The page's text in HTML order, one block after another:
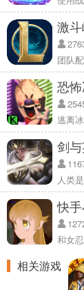
激
团队
恐
逃离
剑
人类
快
和女
相关游戏